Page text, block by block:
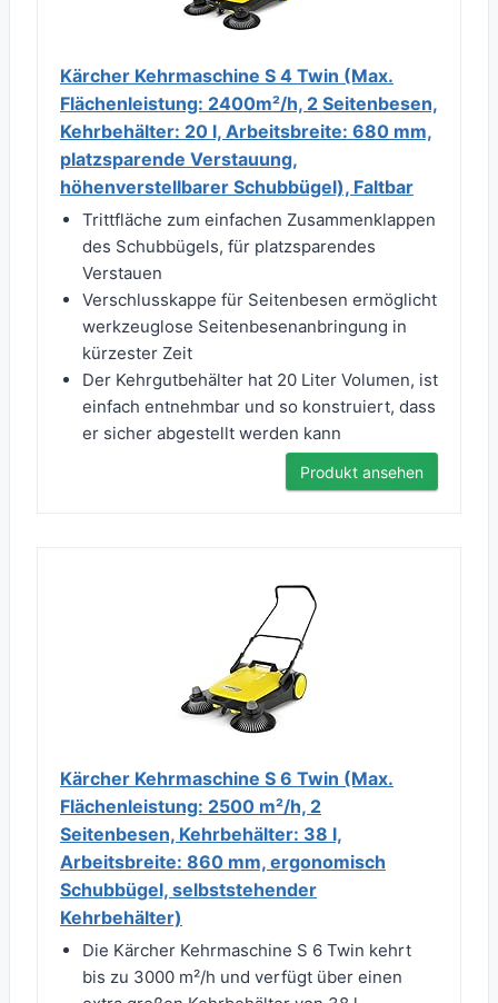
Kärcher Kehrmaschine S 4 Twin (Max.
Flächenleistung: 2400m²/h, 2 Seitenbesen,
Kehrbehälter: 20 l, Arbeitsbreite: 680 mm,
platzsparende Verstauung,
höhenverstellbarer Schubbügel), Faltbar
Trittfläche zum einfachen Zusammenklappen
des Schubbügels, für platzsparendes
Verstauen
Verschlusskappe für Seitenbesen ermöglicht
werkzeuglose Seitenbesenanbringung in
kürzester Zeit
Der Kehrgutbehälter hat 20 Liter Volumen, ist
einfach entnehmbar und so konstruiert, dass
er sicher abgestellt werden kann
Produkt ansehen
Kärcher Kehrmaschine S 6 Twin (Max.
Flächenleistung: 2500 m²/h, 2
Seitenbesen, Kehrbehälter: 38 l,
Arbeitsbreite: 860 mm, ergonomisch
Schubbügel, selbststehender
Kehrbehälter)
Die Kärcher Kehrmaschine S 6 Twin kehrt
bis zu 3000 m²/h und verfügt über einen